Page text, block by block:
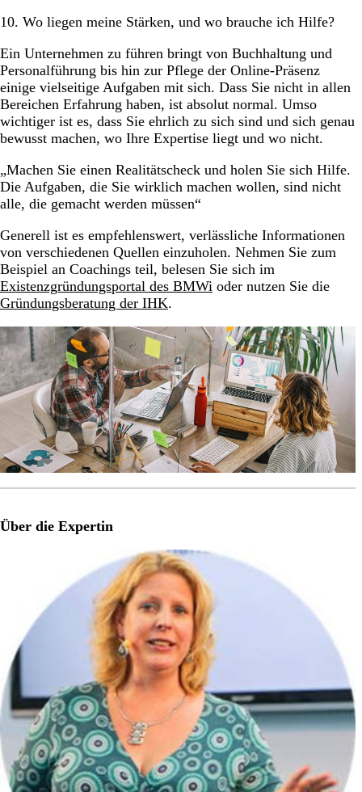
10. Wo liegen meine Stärken, und wo brauche ich Hilfe?
Ein Unternehmen zu führen bringt von Buchhaltung und
Personalführung bis hin zur Pflege der Online-Präsenz
einige vielseitige Aufgaben mit sich. Dass Sie nicht in allen
Bereichen Erfahrung haben, ist absolut normal. Umso
wichtiger ist es, dass Sie ehrlich zu sich sind und sich genau
bewusst machen, wo Ihre Expertise liegt und wo nicht.
„Machen Sie einen Realitätscheck und holen Sie sich Hilfe.
Die Aufgaben, die Sie wirklich machen wollen, sind nicht
alle, die gemacht werden müssen“
Generell ist es empfehlenswert, verlässliche Informationen
von verschiedenen Quellen einzuholen. Nehmen Sie zum
Beispiel an Coachings teil, belesen Sie sich im
Existenzgründungsportal des BMWi oder nutzen Sie die
Gründungsberatung der IHK.
Über die Expertin